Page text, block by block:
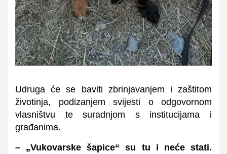
Udruga će se baviti zbrinjavanjem i zaštitom
životinja, podizanjem svijesti o odgovornom
vlasništvu te suradnjom s institucijama i
građanima.
– „Vukovarske šapice“ su tu i neće stati.